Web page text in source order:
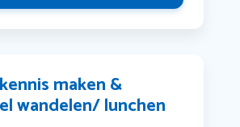
maken &
wandelen/ lunchen